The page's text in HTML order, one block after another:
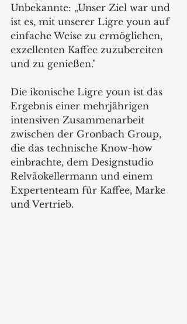
Unbekannte: „Unser Ziel war und
ist es, mit unserer Ligre youn auf
einfache Weise zu ermöglichen,
exzellenten Kaffee zuzubereiten
und zu genießen."
Die ikonische Ligre youn ist das
Ergebnis einer mehrjährigen
intensiven Zusammenarbeit
zwischen der Gronbach Group,
die das technische Know-how
einbrachte, dem Designstudio
Relvãokellermann und einem
Expertenteam für Kaffee, Marke
und Vertrieb.